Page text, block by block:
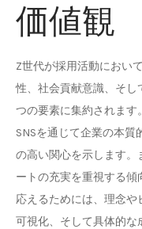
価値観
Z世代が採用活動におい
性、社会貢献意識、そ
つの要素に集約されます
SNSを通じて企業の本
の高い関心を示します
ートの充実を重視する
応えるためには、理念
可視化、そして具体的